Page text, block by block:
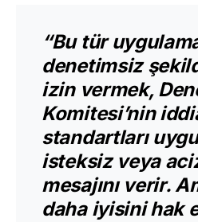
“Bu tür
denetimsiz
izin vermek,
Komitesi’nin
standartları
isteksiz veya
mesajını verir.
daha iyisini hak